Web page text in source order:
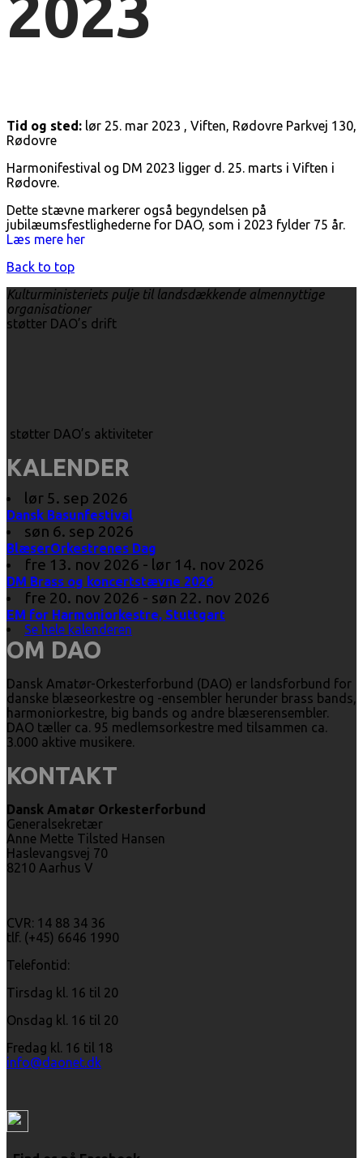
Tid og sted: lør 25. mar 2023 , Viften, Rødovre Parkvej 130,
Rødovre
Harmonifestival og DM 2023 ligger d. 25. marts i Viften i
Rødovre.
Dette stævne markerer også begyndelsen på
jubilæumsfestlighederne for DAO, som i 2023 fylder 75 år.
Læs mere her
Back to top
Kulturministeriets pulje til landsdækkende almennyttige
organisationer
støtter DAO’s drift
støtter DAO’s aktiviteter
KALENDER
lør 5. sep 2026
Dansk Basunfestival
søn 6. sep 2026
BlæserOrkestrenes Dag
fre 13. nov 2026 - lør 14. nov 2026
DM Brass og koncertstævne 2026
fre 20. nov 2026 - søn 22. nov 2026
EM for Harmoniorkestre, Stuttgart
Se hele kalenderen
OM DAO
Dansk Amatør-Orkesterforbund (DAO) er landsforbund for
danske blæseorkestre og -ensembler herunder brass bands,
harmoniorkestre, big bands og andre blæserensembler.
DAO tæller ca. 95 medlemsorkestre med tilsammen ca.
3.000 aktive musikere.
KONTAKT
Dansk Amatør Orkesterforbund
Generalsekretær
Anne Mette Tilsted Hansen
Haslevangsvej 70
8210 Aarhus V
CVR: 14 88 34 36
tlf. (+45) 6646 1990
Telefontid:
Tirsdag kl. 16 til 20
Onsdag kl. 16 til 20
Fredag kl. 16 til 18
info@daonet.dk